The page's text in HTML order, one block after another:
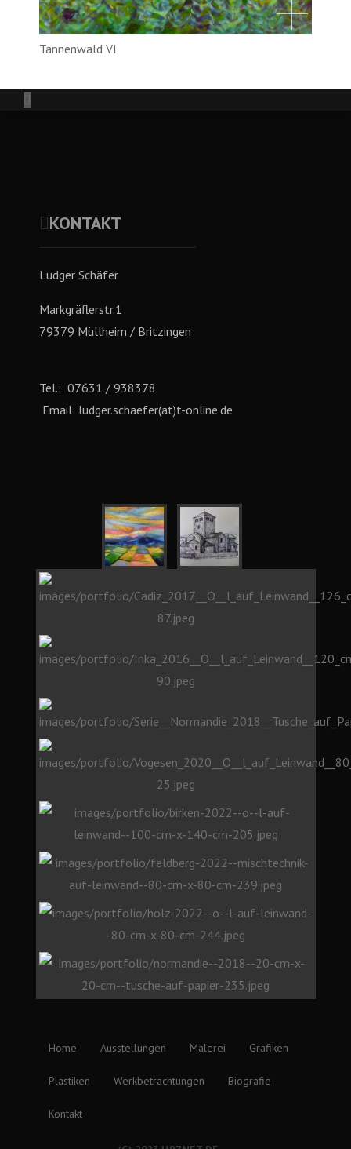
Tannenwald VI
KONTAKT
Ludger Schäfer
Markgräflerstr.1
79379 Müllheim / Britzingen
Tel.: 07631 / 938378
Email: ludger.schaefer(at)t-online.de
Home Ausstellungen Malerei Grafiken
Plastiken Werkbetrachtungen Biografie
Kontakt